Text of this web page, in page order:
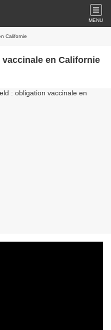
MENU
Californie
en Californie